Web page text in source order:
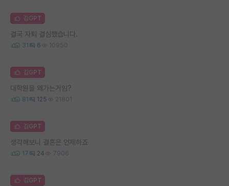
김GPT
결국 자퇴 결심했습니다.
31 6 10950
김GPT
대학원을 왜가는거임?
81 125 21801
김GPT
생각해보니 결혼은 언제하죠
17 24 7906
김GPT